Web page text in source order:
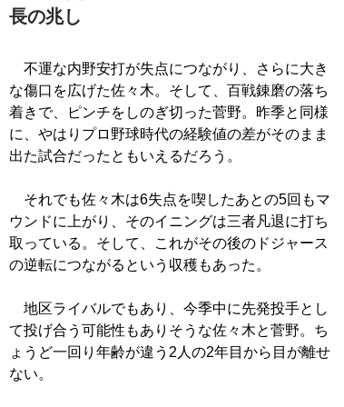
長の兆し
不運な内野安打が失点につながり、さらに大き
な傷口を広げた佐々木。そして、百戦錬磨の落ち
着きで、ピンチをしのぎ切った菅野。昨季と同様
に、やはりプロ野球時代の経験値の差がそのまま
出た試合だったともいえるだろう。
それでも佐々木は6失点を喫したあとの5回もマ
ウンドに上がり、そのイニングは三者凡退に打ち
取っている。そして、これがその後のドジャース
の逆転につながるという収穫もあった。
地区ライバルでもあり、今季中に先発投手とし
て投げ合う可能性もありそうな佐々木と菅野。ち
ょうど一回り年齢が違う2人の2年目から目が離せ
ない。